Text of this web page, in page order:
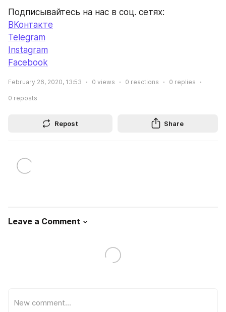
Подписывайтесь на нас в соц. сетях:
ВКонтакте
Telegram
Instagram
Facebook
February 26, 2020, 13:53 0 views 0 reactions 0 replies
0 reposts
Repost Share
Leave a Comment